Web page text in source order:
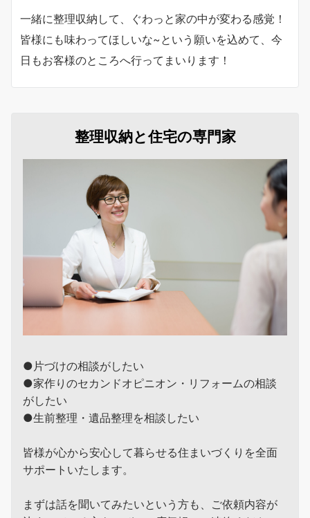
一緒に整理収納して、ぐわっと家の中が変わる感覚！
皆様にも味わってほしいな~という願いを込めて、今
日もお客様のところへ行ってまいります！
整理収納と住宅の専門家
●片づけの相談がしたい
●家作りのセカンドオピニオン・リフォームの相談
がしたい
●生前整理・遺品整理を相談したい
皆様が心から安心して暮らせる住まいづくりを全面
サポートいたします。
まずは話を聞いてみたいという方も、ご依頼内容が